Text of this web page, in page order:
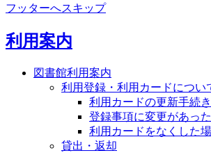
フッターへスキップ
利用案内
図書館利用案内
利用登録・利用カードについ
利用カードの更新手続き
登録事項に変更があっ
利用カードをなくした
貸出・返却